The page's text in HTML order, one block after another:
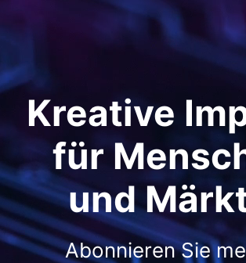
Kreative
für
und
Abonnieren Sie